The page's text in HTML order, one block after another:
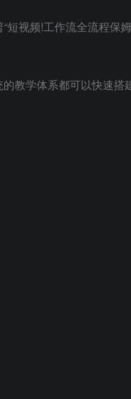
短视频!工作流全流程
教学体系都可以快速搭